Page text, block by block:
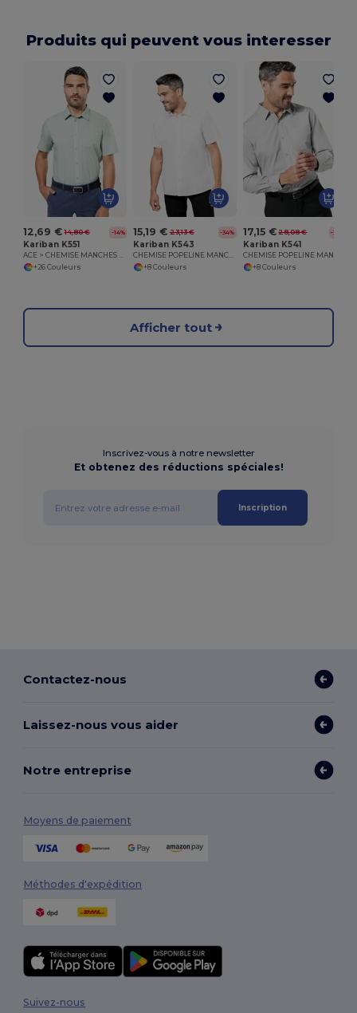
Produits qui peuvent vous interesser
12,69 € 14,80 € -14%
Kariban K551
ACE > CHEMISE MANCHES COURTES
+26 Couleurs
15,19 € 23,13 € -34%
Kariban K543
CHEMISE POPELINE MANCHES COURTES
+8 Couleurs
17,15 € 28,08 € -39%
Kariban K541
+8 Couleurs
Afficher tout
Inscrivez-vous à notre newsletter
Et obtenez des réductions spéciales!
Inscription
Contactez-nous
Laissez-nous vous aider
Notre entreprise
Moyens de paiement
Méthodes d'expédition
Suivez-nous